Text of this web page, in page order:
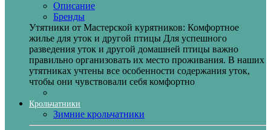
Описание
Бренды
Утятники от Мастерской курятников: Комфортное
жилье для уток и другой птицы Для успешного
разведения уток и другой домашней птицы важно
правильно организовать их место проживания. В наших
утятниках учтены все особенности содержания уток,
чтобы они чувствовали себя комфортно
Крольчатники
Зимние крольчатники